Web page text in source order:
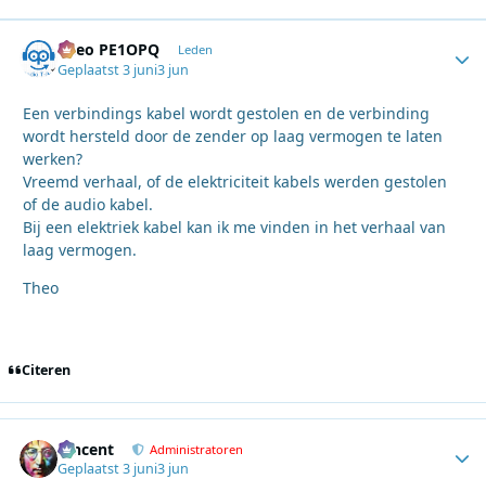
Theo PE1OPQ Leden
Geplaatst3 juni3 jun
Een verbindings kabel wordt gestolen en de verbinding
wordt hersteld door de zender op laag vermogen te laten
werken?
Vreemd verhaal, of de elektriciteit kabels werden gestolen
of de audio kabel.
Bij een elektriek kabel kan ik me vinden in het verhaal van
laag vermogen.
Theo
Citeren
Vincent Administratoren
Geplaatst3 juni3 jun